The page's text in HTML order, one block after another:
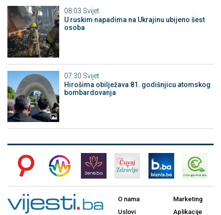
08:03 Svijet
U ruskim napadima na Ukrajinu ubijeno šest
osoba
07:30 Svijet
Hirošima obilježava 81. godišnjicu atomskog
bombardovanja
O nama
Uslovi
Marketing
Aplikacije